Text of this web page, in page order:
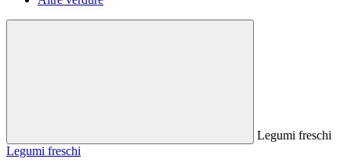
Legumi freschi
Legumi freschi